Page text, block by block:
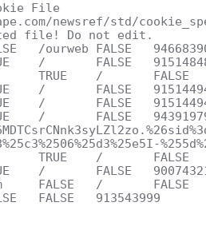
File
newsref/std/
file! Do not edit.